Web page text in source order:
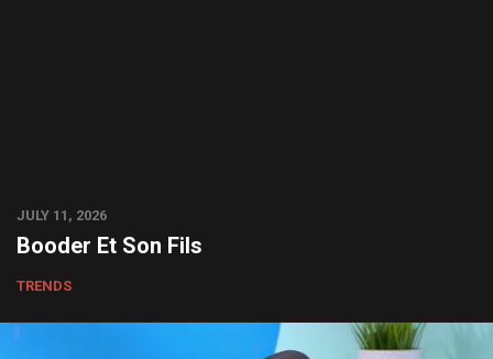
JULY 11, 2026
Booder Et Son Fils
TRENDS